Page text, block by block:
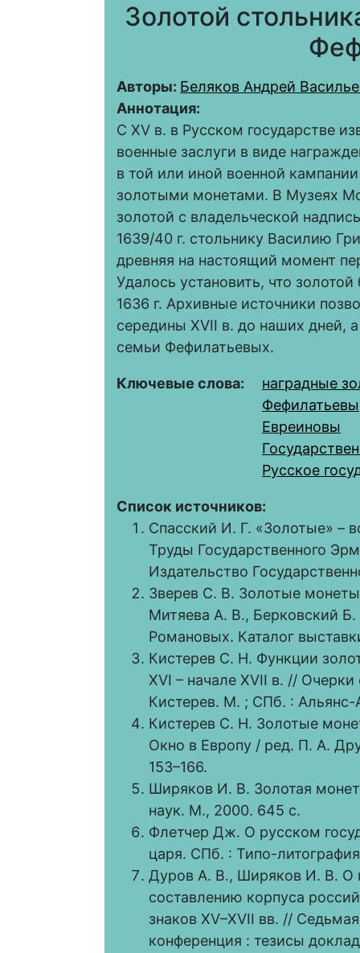
Золотой
Авторы: Беляков Андрей
Аннотация:
С XV в. в Русском государстве
военные заслуги в виде
в той или иной военной
золотыми монетами. В Музеях
золотой с владельческой
1639/40 г. стольнику Василию
древняя на настоящий момент
Удалось установить, что
1636 г. Архивные источники
середины XVII в. до наших дней,
семьи Фефилатьевых.
Ключевые слова:
наградные
Фефилатьевы
Евреиновы
Русское
Список источников:
Спасский И. Г. «Золотые» –
Труды Государственного
Издательство
Зверев С. В. Золотые
Митяева А. В., Берковский
Романовых. Каталог
Кистерев С. Н. Функции
XVI – начале XVII в. //
Кистерев. М. ; СПб. : Альянс-
Кистерев С. Н. Золотые
Окно в Европу / ред. П. А.
153–166.
Ширяков И. В. Золотая
наук. М., 2000. 645 с.
Флетчер Дж. О русском
царя. СПб. : Типо-
Дуров А. В., Ширяков И. В. О
составлению корпуса
знаков XV–XVII вв. //
конференция : тезисы